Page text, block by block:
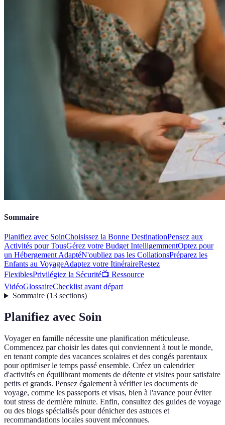
Sommaire
Planifiez avec SoinChoisissez la Bonne DestinationPensez aux
Activités pour TousGérez votre Budget IntelligemmentOptez pour
un Hébergement AdaptéN'oubliez pas les CollationsPréparez les
Enfants au VoyageAdaptez votre ItinéraireRestez
FlexiblesPrivilégiez la Sécurité📺 Ressource
VidéoGlossaireChecklist avant départ
Sommaire(13 sections)
Planifiez avec Soin
Voyager en famille nécessite une planification méticuleuse.
Commencez par choisir les dates qui conviennent à tout le monde,
en tenant compte des vacances scolaires et des congés parentaux
pour optimiser le temps passé ensemble. Créez un calendrier
d'activités en équilibrant moments de détente et visites pour satisfaire
petits et grands. Pensez également à vérifier les documents de
voyage, comme les passeports et visas, bien à l'avance pour éviter
tout stress de dernière minute. Enfin, consultez des guides de voyage
ou des blogs spécialisés pour dénicher des astuces et
recommandations locales souvent méconnues.